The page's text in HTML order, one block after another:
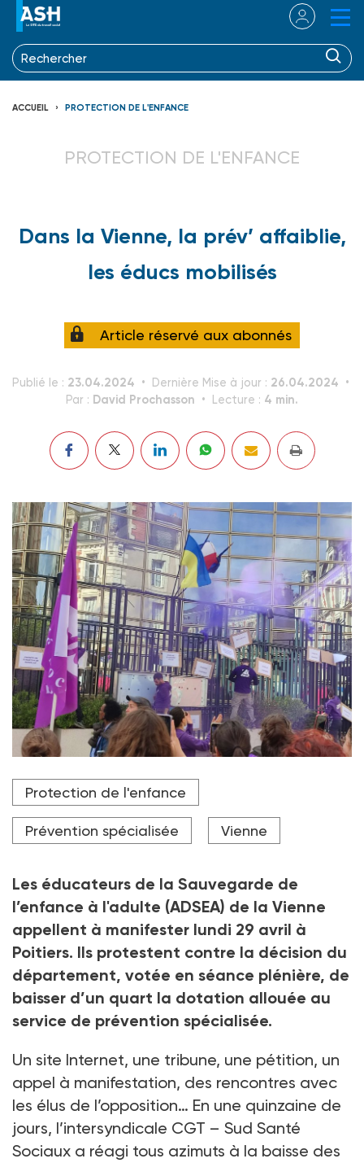
ACCUEIL PROTECTION DE L'ENFANCE
PROTECTION DE L'ENFANCE
Dans la Vienne, la prév’ affaiblie,
les éducs mobilisés
Article réservé aux abonnés
Publié le : 23.04.2024 Dernière Mise à jour : 26.04.2024
Par : David Prochasson Lecture : 4 min.
Le 4 avril dernier, lors de la manifestation nationale
du secteur social et médico-social, les professionnels
départemental à Poitiers.
Protection de l'enfance
Prévention spécialisée Vienne
Les éducateurs de la Sauvegarde de
l’enfance à l'adulte (ADSEA) de la Vienne
appellent à manifester lundi 29 avril à
Poitiers. Ils protestent contre la décision du
département, votée en séance plénière, de
baisser d’un quart la dotation allouée au
service de prévention spécialisée.
Un site Internet, une tribune, une pétition, un
appel à manifestation, des rencontres avec
les élus de l’opposition… En une quinzaine de
jours, l’intersyndicale CGT – Sud Santé
Sociaux a réagi tous azimuts à la baisse des